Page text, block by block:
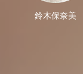
鈴木保奈美